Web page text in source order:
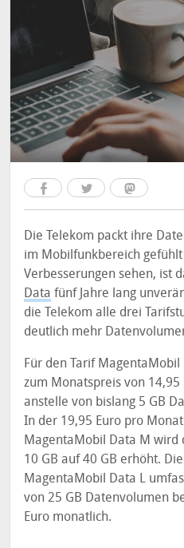
Die Telekom packt ihre
im Mobilfunkbereich
Verbesserungen sehen, ist
Data fünf Jahre lang
die Telekom alle drei
deutlich mehr
Für den Tarif
zum Monatspreis von 14,95
anstelle von bislang 5 GB
In der 19,95 Euro pro
MagentaMobil Data M wird
10 GB auf 40 GB erhöht.
MagentaMobil Data L
von 25 GB Datenvolumen
Euro monatlich.